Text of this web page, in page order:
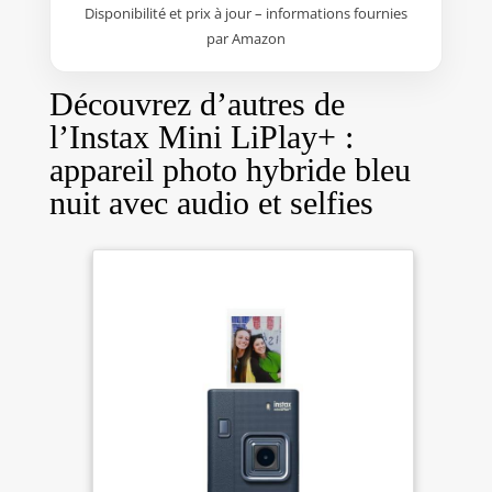
emplacement pour carte micro
SD Double caméra, caméra
au smartphone via Bluetooth
Retardateur 2 et 10 secondes,
emplacement pour carte micro
SD, câble de recharge USB Type-
C, résolution d'impression 318
Disponibilité et prix à jour – informations fournies
par Amazon
Découvrez d’autres de
l’Instax Mini LiPlay+ :
appareil photo hybride bleu
nuit avec audio et selfies